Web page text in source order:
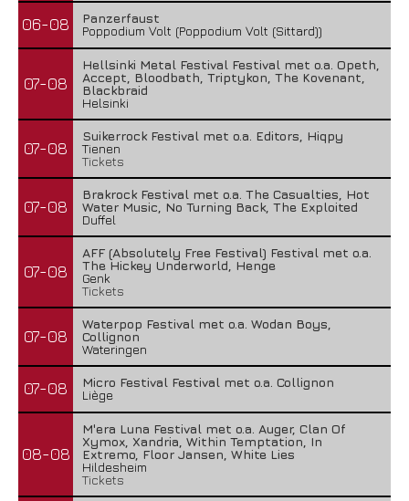
06-08
Panzerfaust
Poppodium Volt (Poppodium Volt (Sittard))
07-08
Hellsinki Metal Festival Festival met o.a. Opeth,
Accept, Bloodbath, Triptykon, The Kovenant,
Blackbraid
Helsinki
07-08
Suikerrock Festival met o.a. Editors, Hiqpy
Tienen
Tickets
07-08
Brakrock Festival met o.a. The Casualties, Hot
Water Music, No Turning Back, The Exploited
Duffel
07-08
AFF (Absolutely Free Festival) Festival met o.a.
The Hickey Underworld, Henge
Genk
Tickets
07-08
Waterpop Festival met o.a. Wodan Boys,
Collignon
Wateringen
07-08
Micro Festival Festival met o.a. Collignon
Liège
08-08
M'era Luna Festival met o.a. Auger, Clan Of
Xymox, Xandria, Within Temptation, In
Extremo, Floor Jansen, White Lies
Hildesheim
Tickets